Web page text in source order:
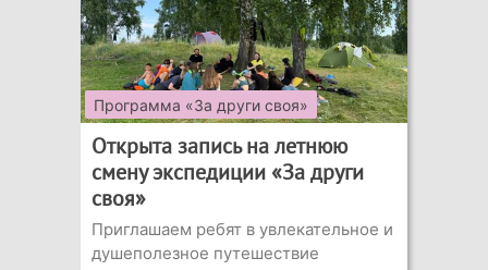
Программа «За други своя»
Открыта запись на летнюю
смену экспедиции «За други
своя»
Приглашаем ребят в увлекательное и
душеполезное путешествие